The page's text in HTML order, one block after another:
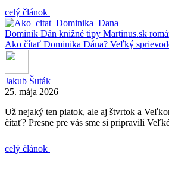
celý článok
Dominik Dán knižné tipy Martinus.sk
Ako čítať Dominika Dána? Veľký
Jakub Šuták
25. mája 2026
Už nejaký ten piatok, ale aj štvrtok a
čítať? Presne pre vás sme si pripravili
celý článok